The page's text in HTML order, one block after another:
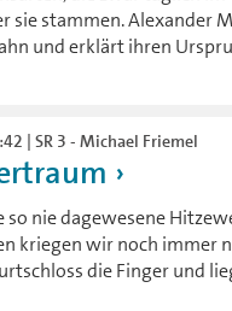
sie stammen. Alexander
und erklärt ihren
| SR 3 - Michael Friemel
so nie dagewesene
kriegen wir noch
die Finger und